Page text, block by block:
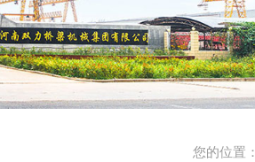
您的位置：